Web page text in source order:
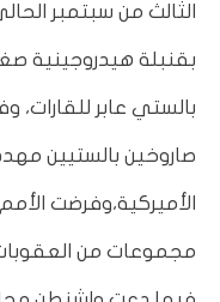
الثالث من سبتمبر
بقنبلة هيدروجينية
بالستي عابر للقارات،
صاروخين بالستيين
الأميركية،وفرضت
مجموعات من العقوبات